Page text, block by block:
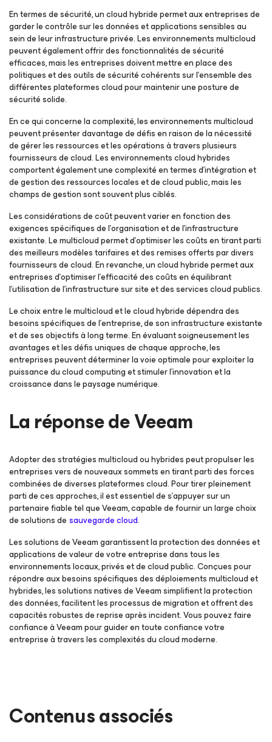
En termes de sécurité, un cloud hybride permet aux entreprises de
garder le contrôle sur les données et applications sensibles au
sein de leur infrastructure privée. Les environnements multicloud
peuvent également offrir des fonctionnalités de sécurité
efficaces, mais les entreprises doivent mettre en place des
politiques et des outils de sécurité cohérents sur l’ensemble des
différentes plateformes cloud pour maintenir une posture de
sécurité solide.
En ce qui concerne la complexité, les environnements multicloud
peuvent présenter davantage de défis en raison de la nécessité
de gérer les ressources et les opérations à travers plusieurs
fournisseurs de cloud. Les environnements cloud hybrides
comportent également une complexité en termes d’intégration et
de gestion des ressources locales et de cloud public, mais les
champs de gestion sont souvent plus ciblés.
Les considérations de coût peuvent varier en fonction des
exigences spécifiques de l’organisation et de l’infrastructure
existante. Le multicloud permet d’optimiser les coûts en tirant parti
des meilleurs modèles tarifaires et des remises offerts par divers
fournisseurs de cloud. En revanche, un cloud hybride permet aux
entreprises d'optimiser l'efficacité des coûts en équilibrant
l'utilisation de l'infrastructure sur site et des services cloud publics.
Le choix entre le multicloud et le cloud hybride dépendra des
besoins spécifiques de l’entreprise, de son infrastructure existante
et de ses objectifs à long terme. En évaluant soigneusement les
avantages et les défis uniques de chaque approche, les
entreprises peuvent déterminer la voie optimale pour exploiter la
puissance du cloud computing et stimuler l’innovation et la
croissance dans le paysage numérique.
La réponse de Veeam
Adopter des stratégies multicloud ou hybrides peut propulser les
entreprises vers de nouveaux sommets en tirant parti des forces
combinées de diverses plateformes cloud. Pour tirer pleinement
parti de ces approches, il est essentiel de s’appuyer sur un
partenaire fiable tel que Veeam, capable de fournir un large choix
de solutions de sauvegarde cloud.
Les solutions de Veeam garantissent la protection des données et
applications de valeur de votre entreprise dans tous les
environnements locaux, privés et de cloud public. Conçues pour
répondre aux besoins spécifiques des déploiements multicloud et
hybrides, les solutions natives de Veeam simplifient la protection
des données, facilitent les processus de migration et offrent des
capacités robustes de reprise après incident. Vous pouvez faire
confiance à Veeam pour guider en toute confiance votre
entreprise à travers les complexités du cloud moderne.
Contenus associés